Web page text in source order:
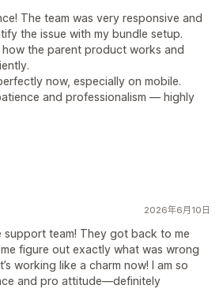
The team was very responsive and
the issue with my bundle setup.
the parent product works and
now, especially on mobile.
and professionalism — highly
2026年6月10日
team! They got back to me
figure out exactly what was wrong
working like a charm now! I am so
and pro attitude—definitely